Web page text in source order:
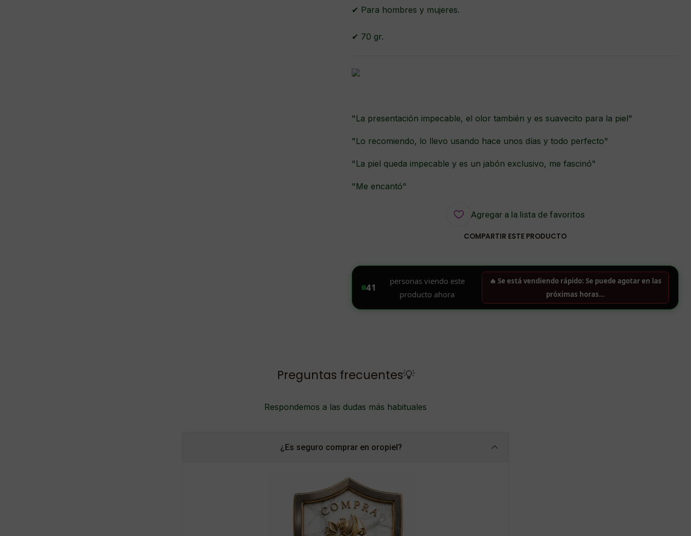
✔ Para hombres y mujeres.
✔ 70 gr.
"La presentación impecable, el olor también y es suavecito para la piel"
"Lo recomiendo, lo llevo usando hace unos días y todo perfecto"
"La piel queda impecable y es un jabón exclusivo, me fascinó"
"Me encantó"
Agregar a la lista de favoritos
COMPARTIR ESTE PRODUCTO
Preguntas frecuentes💡
Respondemos a las dudas más habituales
¿Es seguro comprar en oropiel?